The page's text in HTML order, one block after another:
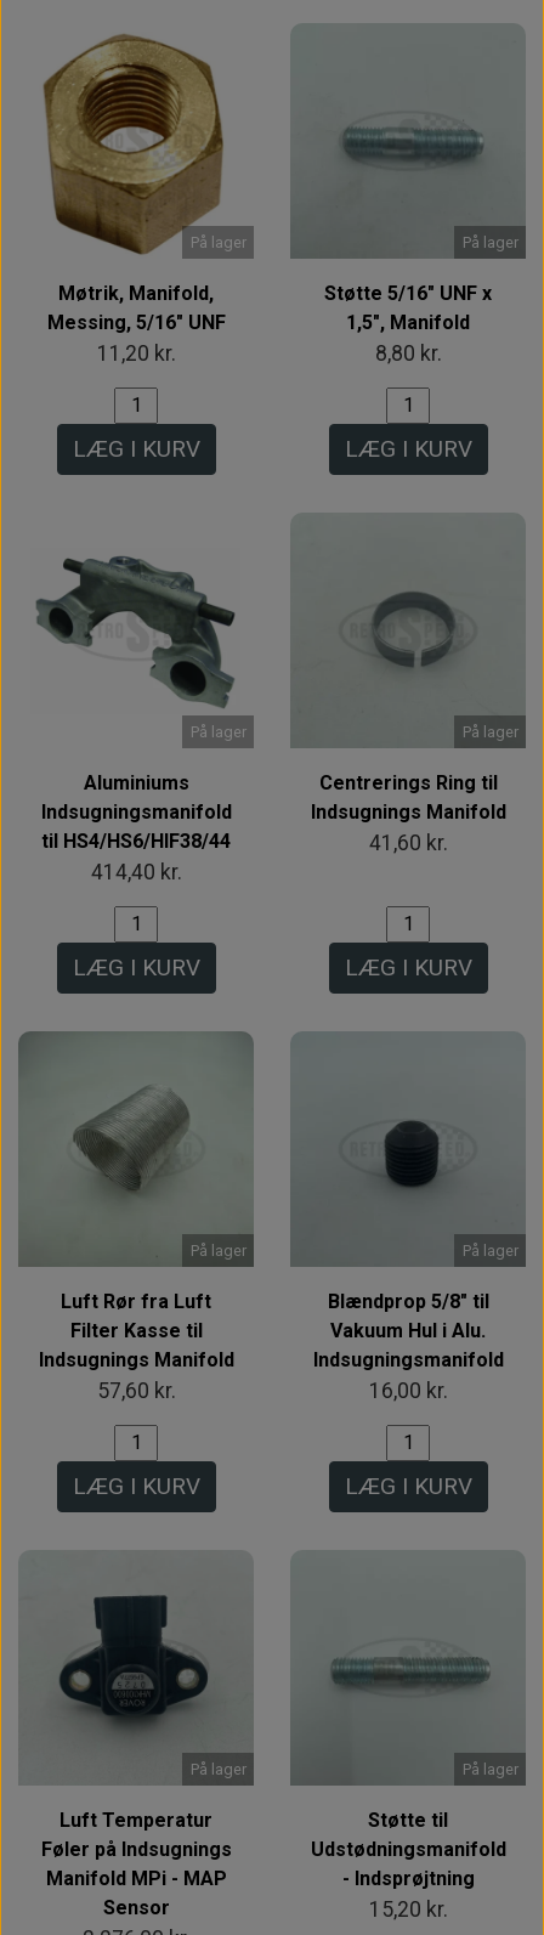
På lager
Møtrik, Manifold,
Messing, 5/16" UNF
11,20 kr.
LÆG I KURV
På lager
Støtte 5/16" UNF x
1,5", Manifold
8,80 kr.
LÆG I KURV
På lager
Aluminiums
Indsugningsmanifold
til HS4/HS6/HIF38/44
414,40 kr.
LÆG I KURV
På lager
Centrerings Ring til
Indsugnings Manifold
41,60 kr.
LÆG I KURV
På lager
Luft Rør fra Luft
Filter Kasse til
Indsugnings Manifold
57,60 kr.
LÆG I KURV
På lager
Blændprop 5/8" til
Vakuum Hul i Alu.
Indsugningsmanifold
16,00 kr.
LÆG I KURV
På lager
Luft Temperatur
Føler på Indsugnings
Manifold MPi - MAP
Sensor
På lager
Støtte til
Udstødningsmanifold
- Indsprøjtning
15,20 kr.